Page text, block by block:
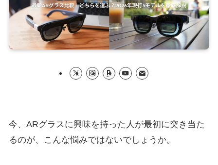
今、ARグラスに興味を持った人が最初に突き当た
るのが、こんな悩みではないでしょうか。